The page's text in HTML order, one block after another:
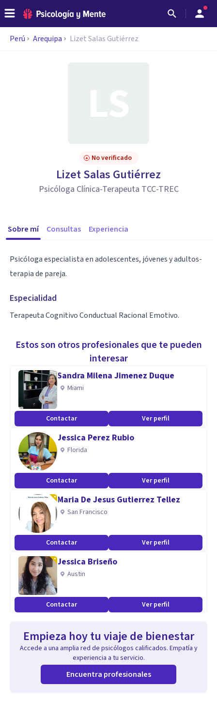
Perú Arequipa Lizet Salas Gutiérrez
No verificado
Lizet Salas Gutiérrez
Psicóloga Clínica-Terapeuta TCC-TREC
Sobre mí Consultas Experiencia
Psicóloga especialista en adolescentes, jóvenes y adultos-
terapia de pareja.
Especialidad
Terapeuta Cognitivo Conductual Racional Emotivo.
Estos son otros profesionales que te pueden
interesar
Sandra Milena Jimenez Duque
Miami
Contactar Ver perfil
Jessica Perez Rubio
Florida
Contactar Ver perfil
Maria De Jesus Gutierrez Tellez
San Francisco
Contactar Ver perfil
Jessica Briseño
Austin
Contactar Ver perfil
Empieza hoy tu viaje de bienestar
Accede a una amplia red de psicólogos calificados. Empatía y
experiencia a tu servicio.
Encuentra profesionales